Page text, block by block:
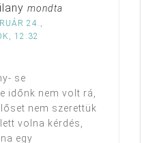
mondta
24.,
12:32
se
időnk nem volt rá,
nem szerettük
volna kérdés,
egy